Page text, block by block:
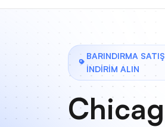
BARINDIRMA
İNDİRİM ALIN